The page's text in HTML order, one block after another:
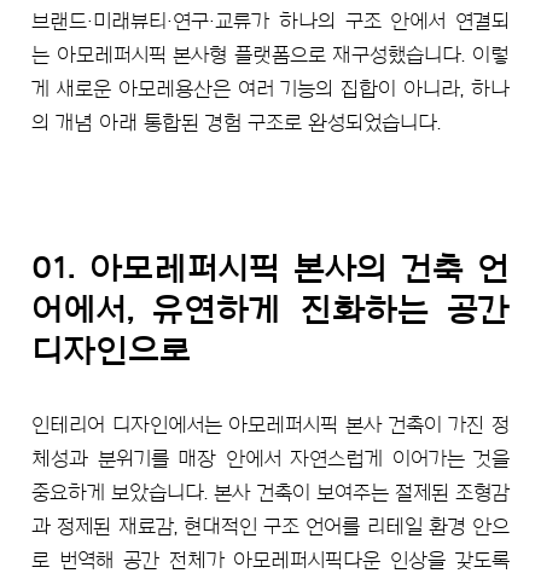
브랜드·미래뷰티·연구·교류가 하나의 구조 안에서 연결되
는 아모레퍼시픽 본사형 플랫폼으로 재구성했습니다. 이렇
게 새로운 아모레용산은 여러 기능의 집합이 아니라, 하나
의 개념 아래 통합된 경험 구조로 완성되었습니다.
01. 아모레퍼시픽 본사의 건축 언
어에서, 유연하게 진화하는 공간
디자인으로
인테리어 디자인에서는 아모레퍼시픽 본사 건축이 가진 정
체성과 분위기를 매장 안에서 자연스럽게 이어가는 것을
중요하게 보았습니다. 본사 건축이 보여주는 절제된 조형감
과 정제된 재료감, 현대적인 구조 언어를 리테일 환경 안으
로 번역해 공간 전체가 아모레퍼시픽다운 인상을 갖도록